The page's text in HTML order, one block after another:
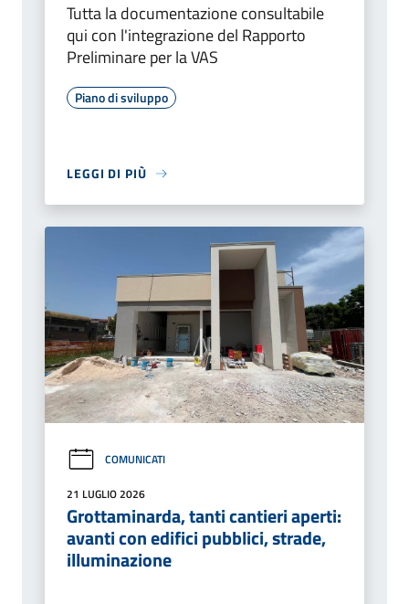
Tutta la documentazione consultabile
qui con l'integrazione del Rapporto
Preliminare per la VAS
Piano di sviluppo
LEGGI DI PIÙ
COMUNICATI
21 LUGLIO 2026
Grottaminarda, tanti cantieri aperti:
avanti con edifici pubblici, strade,
illuminazione